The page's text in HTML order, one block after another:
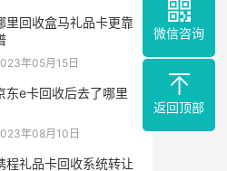
里回收盒马礼品卡更靠
年05月15日
东e卡回收后去了哪里
年08月10日
程礼品卡回收系统转让
微信咨询
返回顶部